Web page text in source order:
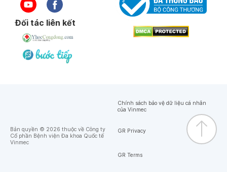
Đối tác liên kết
Bản quyền © 2026 thuộc về Công ty
Cổ phần Bệnh viện Đa khoa Quốc tế
Vinmec
Chính sách bảo vệ dữ liệu cá nhân
của Vinmec
GR Privacy
GR Terms